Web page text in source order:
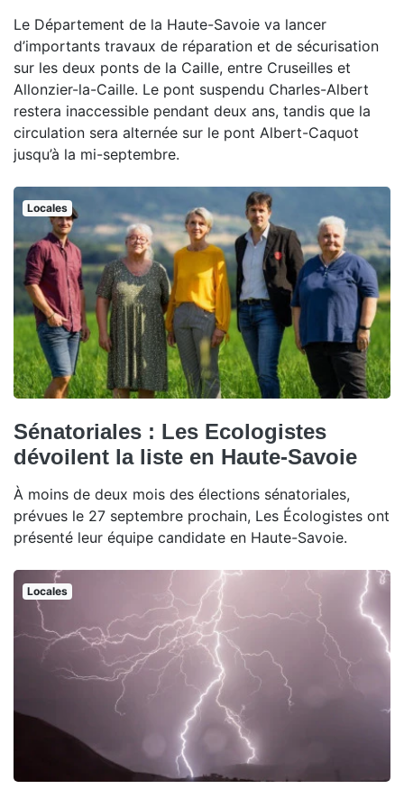
Le Département de la Haute-Savoie va lancer
d’importants travaux de réparation et de sécurisation
sur les deux ponts de la Caille, entre Cruseilles et
Allonzier-la-Caille. Le pont suspendu Charles-Albert
restera inaccessible pendant deux ans, tandis que la
circulation sera alternée sur le pont Albert-Caquot
jusqu’à la mi-septembre.
Locales
Sénatoriales : Les Ecologistes
dévoilent la liste en Haute-Savoie
À moins de deux mois des élections sénatoriales,
prévues le 27 septembre prochain, Les Écologistes ont
présenté leur équipe candidate en Haute-Savoie.
Locales